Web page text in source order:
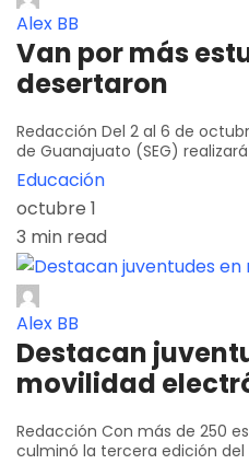
Alex BB
Van por más
desertaron
Redacción Del 2 al 6 de
de Guanajuato (SEG) realizará
Educación
octubre 1
3 min read
Alex BB
Destacan
movilidad
Redacción Con más de 250
culminó la tercera edición del